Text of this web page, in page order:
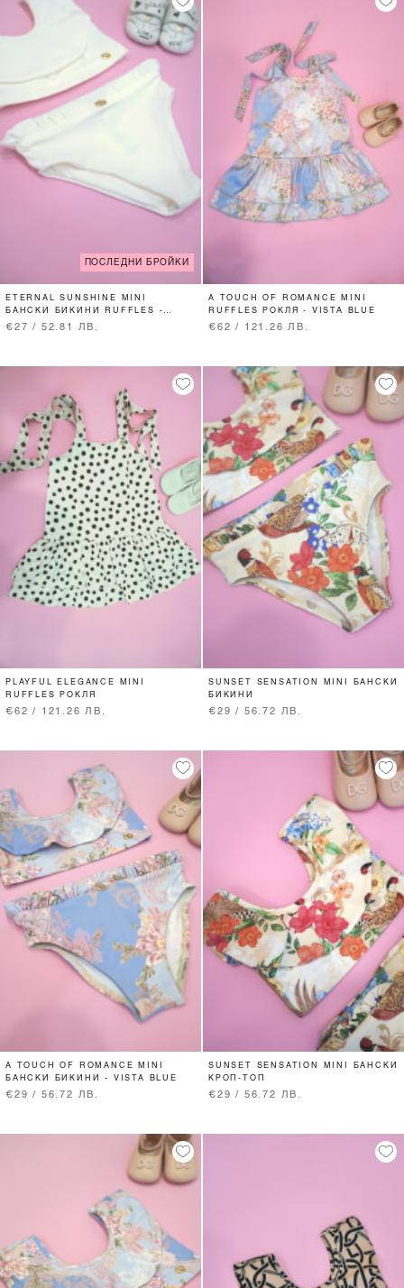
ПОСЛЕДНИ БРОЙКИ
ETERNAL SUNSHINE MINI
БАНСКИ БИКИНИ RUFFLES -
ECRU
€27 / 52.81 ЛВ.
A TOUCH OF ROMANCE MINI
RUFFLES РОКЛЯ - VISTA BLUE
€62 / 121.26 ЛВ.
PLAYFUL ELEGANCE MINI
RUFFLES РОКЛЯ
€62 / 121.26 ЛВ.
SUNSET SENSATION MINI БАНСКИ
БИКИНИ
€29 / 56.72 ЛВ.
A TOUCH OF ROMANCE MINI
БАНСКИ БИКИНИ - VISTA BLUE
€29 / 56.72 ЛВ.
SUNSET SENSATION MINI БАНСКИ
КРОП-ТОП
€29 / 56.72 ЛВ.